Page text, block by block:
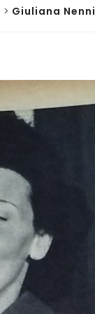
> Giuliana Nenni